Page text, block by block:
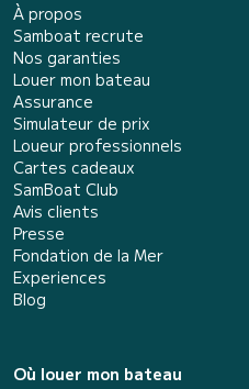
À propos
Samboat recrute
Nos garanties
Louer mon bateau
Assurance
Simulateur de prix
Loueur professionnels
Cartes cadeaux
SamBoat Club
Avis clients
Presse
Fondation de la Mer
Experiences
Blog
Où louer mon bateau